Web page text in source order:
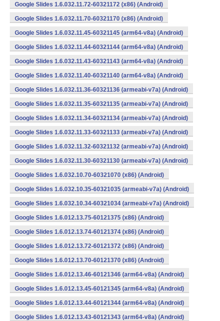
Google Slides 1.6.032.11.72-60321172 (x86) (Android)
Google Slides 1.6.032.11.70-60321170 (x86) (Android)
Google Slides 1.6.032.11.45-60321145 (arm64-v8a) (Android)
Google Slides 1.6.032.11.44-60321144 (arm64-v8a) (Android)
Google Slides 1.6.032.11.43-60321143 (arm64-v8a) (Android)
Google Slides 1.6.032.11.40-60321140 (arm64-v8a) (Android)
Google Slides 1.6.032.11.36-60321136 (armeabi-v7a) (Android)
Google Slides 1.6.032.11.35-60321135 (armeabi-v7a) (Android)
Google Slides 1.6.032.11.34-60321134 (armeabi-v7a) (Android)
Google Slides 1.6.032.11.33-60321133 (armeabi-v7a) (Android)
Google Slides 1.6.032.11.32-60321132 (armeabi-v7a) (Android)
Google Slides 1.6.032.11.30-60321130 (armeabi-v7a) (Android)
Google Slides 1.6.032.10.70-60321070 (x86) (Android)
Google Slides 1.6.032.10.35-60321035 (armeabi-v7a) (Android)
Google Slides 1.6.032.10.34-60321034 (armeabi-v7a) (Android)
Google Slides 1.6.012.13.75-60121375 (x86) (Android)
Google Slides 1.6.012.13.74-60121374 (x86) (Android)
Google Slides 1.6.012.13.72-60121372 (x86) (Android)
Google Slides 1.6.012.13.70-60121370 (x86) (Android)
Google Slides 1.6.012.13.46-60121346 (arm64-v8a) (Android)
Google Slides 1.6.012.13.45-60121345 (arm64-v8a) (Android)
Google Slides 1.6.012.13.44-60121344 (arm64-v8a) (Android)
Google Slides 1.6.012.13.43-60121343 (arm64-v8a) (Android)